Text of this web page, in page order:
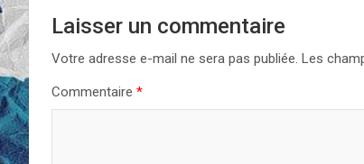
Laisser un commentaire
Votre adresse e-mail ne sera pas publiée. Les
Commentaire *